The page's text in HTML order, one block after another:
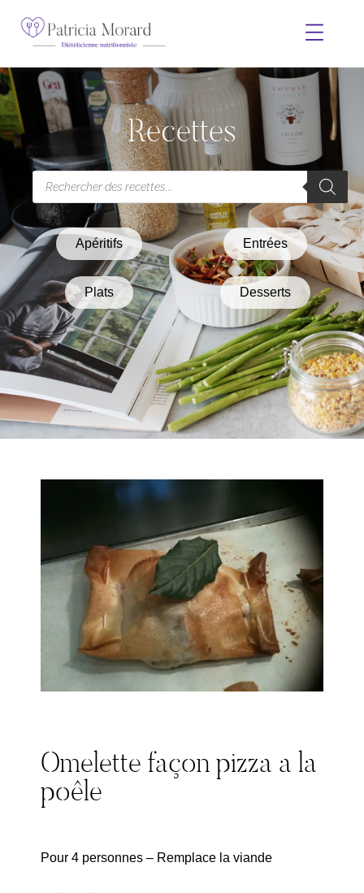
Recettes
Apéritifs Entrées
Plats Desserts
Omelette façon pizza a la
poêle
Pour 4 personnes – Remplace la viande